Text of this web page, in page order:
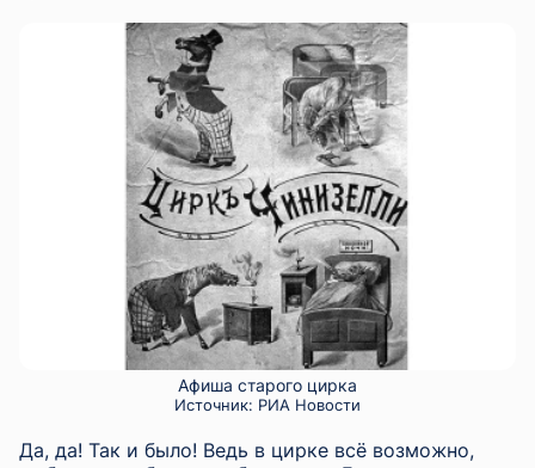
Афиша старого цирка
Источник: РИА Новости
Да, да! Так и было! Ведь в цирке всё возможно,